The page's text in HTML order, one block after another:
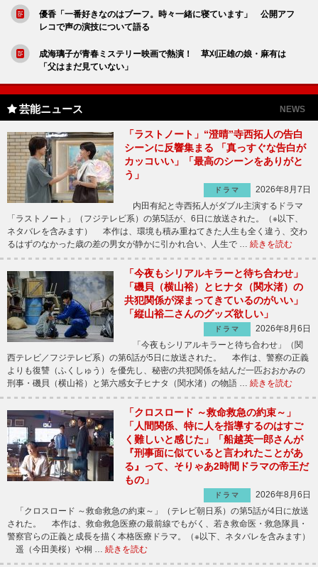
優香「一番好きなのはブーフ。時々一緒に寝ています」 公開アフ
レコで声の演技について語る
成海璃子が青春ミステリー映画で熱演！ 草刈正雄の娘・麻有は
「父はまだ見ていない」
芸能ニュース NEWS
「ラストノート」“澄晴”寺西拓人の告白
シーンに反響集まる 「真っすぐな告白が
カッコいい」「最高のシーンをありがと
う」
ドラマ
2026年8月7日
内田有紀と寺西拓人がダブル主演するドラマ
「ラストノート」（フジテレビ系）の第5話が、6日に放送された。（※以下、
ネタバレを含みます） 本作は、環境も積み重ねてきた人生も全く違う、交わ
るはずのなかった歳の差の男女が静かに引かれ合い、人生で … 続きを読む
「今夜もシリアルキラーと待ち合わせ」
「磯貝（横山裕）とヒナタ（関水渚）の
共犯関係が深まってきているのがいい」
「縦山裕二さんのグッズ欲しい」
ドラマ
2026年8月6日
「今夜もシリアルキラーと待ち合わせ」（関
西テレビ／フジテレビ系）の第6話が5日に放送された。 本作は、警察の正義
よりも復讐（ふくしゅう）を優先し、秘密の共犯関係を結んだ一匹おおかみの
刑事・磯貝（横山裕）と第六感女子ヒナタ（関水渚）の物語 … 続きを読む
「クロスロード ～救命救急の約束～」
「人間関係、特に人を指導するのはすご
く難しいと感じた」「船越英一郎さんが
『刑事面に似ていると言われたことがあ
る』って、そりゃあ2時間ドラマの帝王だ
もの」
ドラマ
2026年8月6日
「クロスロード ～救命救急の約束～」（テレビ朝日系）の第5話が4日に放送
された。 本作は、救命救急医療の最前線でもがく、若き救命医・救急隊員・
警察官らの正義と成長を描く本格医療ドラマ。（※以下、ネタバレを含みます）
遥（今田美桜）や桐 … 続きを読む